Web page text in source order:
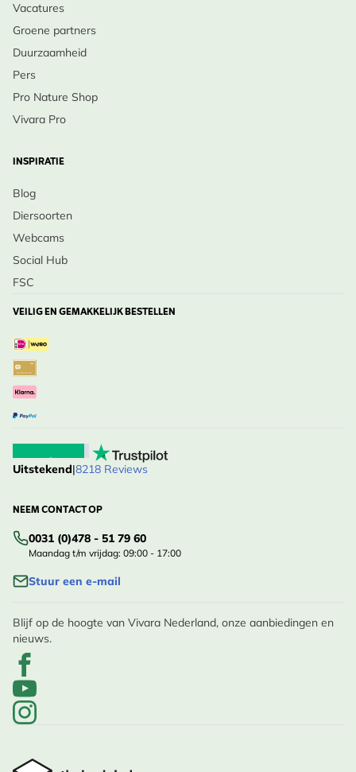
Vacatures
Groene partners
Duurzaamheid
Pers
Pro Nature Shop
Vivara Pro
INSPIRATIE
Blog
Diersoorten
Webcams
Social Hub
FSC
VEILIG EN GEMAKKELIJK BESTELLEN
Uitstekend|8218 Reviews
NEEM CONTACT OP
0031 (0)478 - 51 79 60
Maandag t/m vrijdag: 09:00 - 17:00
Stuur een e-mail
Blijf op de hoogte van Vivara Nederland, onze aanbiedingen en
nieuws.